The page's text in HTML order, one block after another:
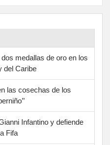
medallas de oro en los
del Caribe
las cosechas de los
Infantino y defiende
Fifa